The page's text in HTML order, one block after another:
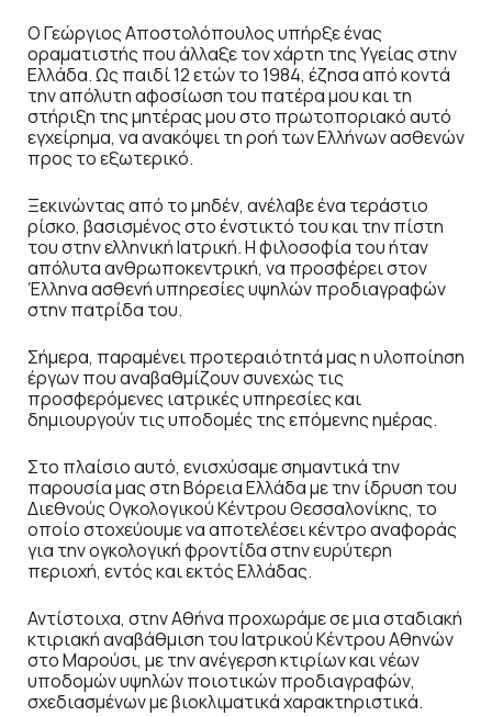
Ο Γεώργιος Αποστολόπουλος υπήρξε ένας
οραματιστής που άλλαξε τον χάρτη της Υγείας στην
Ελλάδα. Ως παιδί 12 ετών το 1984, έζησα από κοντά
την απόλυτη αφοσίωση του πατέρα μου και τη
στήριξη της μητέρας μου στο πρωτοποριακό αυτό
εγχείρημα, να ανακόψει τη ροή των Ελλήνων ασθενών
προς το εξωτερικό.
Ξεκινώντας από το μηδέν, ανέλαβε ένα τεράστιο
ρίσκο, βασισμένος στο ένστικτό του και την πίστη
του στην ελληνική Ιατρική. Η φιλοσοφία του ήταν
απόλυτα ανθρωποκεντρική, να προσφέρει στον
Έλληνα ασθενή υπηρεσίες υψηλών προδιαγραφών
στην πατρίδα του.
Σήμερα, παραμένει προτεραιότητά μας η υλοποίηση
έργων που αναβαθμίζουν συνεχώς τις
προσφερόμενες ιατρικές υπηρεσίες και
δημιουργούν τις υποδομές της επόμενης ημέρας.
Στο πλαίσιο αυτό, ενισχύσαμε σημαντικά την
παρουσία μας στη Βόρεια Ελλάδα με την ίδρυση του
Διεθνούς Ογκολογικού Κέντρου Θεσσαλονίκης, το
οποίο στοχεύουμε να αποτελέσει κέντρο αναφοράς
για την ογκολογική φροντίδα στην ευρύτερη
περιοχή, εντός και εκτός Ελλάδας.
Αντίστοιχα, στην Αθήνα προχωράμε σε μια σταδιακή
κτιριακή αναβάθμιση του Ιατρικού Κέντρου Αθηνών
στο Μαρούσι, με την ανέγερση κτιρίων και νέων
υποδομών υψηλών ποιοτικών προδιαγραφών,
σχεδιασμένων με βιοκλιματικά χαρακτηριστικά.